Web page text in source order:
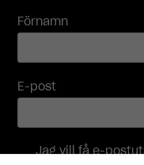
Förnamn
E-post
Jag vill få e-